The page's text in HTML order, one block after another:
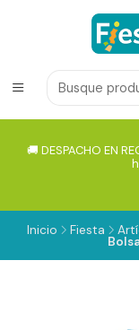
🚚 DESPACHO EN
Inicio Fiesta